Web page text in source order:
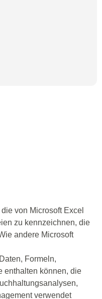
von Microsoft Excel
zu kennzeichnen, die
andere Microsoft
Formeln,
enthalten können, die
verwendet